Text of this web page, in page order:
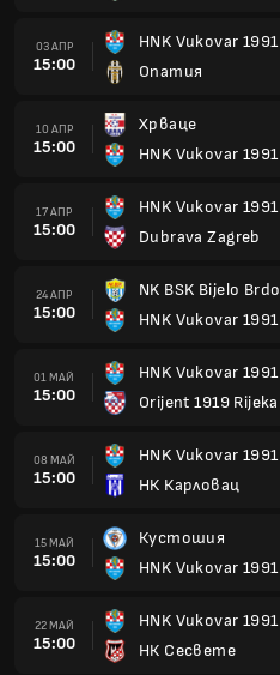
03 АПР
15:00
HNK Vukovar 1991
Опатия
10 АПР
15:00
Хрваце
HNK Vukovar 1991
17 АПР
15:00
HNK Vukovar 1991
Dubrava Zagreb
24 АПР
15:00
NK BSK Bijelo Brdo
HNK Vukovar 1991
01 МАЙ
15:00
HNK Vukovar 1991
Orijent 1919 Rijeka
08 МАЙ
15:00
HNK Vukovar 1991
НК Карловац
15 МАЙ
15:00
Кустошия
HNK Vukovar 1991
22 МАЙ
15:00
HNK Vukovar 1991
НК Сесвете